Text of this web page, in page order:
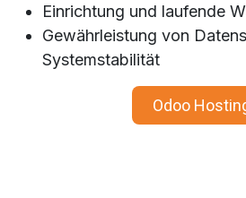
Einrichtung und laufende
Gewährleistung von
Systemstabilität
Odoo